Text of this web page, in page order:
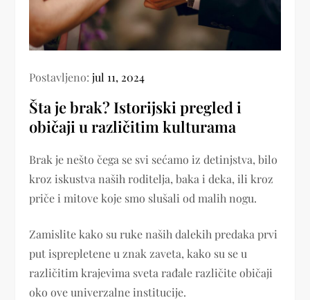
Postavljeno:jul 11, 2024
Šta je brak? Istorijski pregled i
običaji u različitim kulturama
Brak je nešto čega se svi sećamo iz detinjstva, bilo
kroz iskustva naših roditelja, baka i deka, ili kroz
priče i mitove koje smo slušali od malih nogu.
Zamislite kako su ruke naših dalekih predaka prvi
put isprepletene u znak zaveta, kako su se u
različitim krajevima sveta rađale različite običaji
oko ove univerzalne institucije.